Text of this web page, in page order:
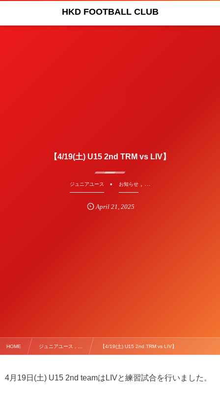
HKD FOOTBALL CLUB
【4/19(土) U15 2nd TRM vs LIV】
ジュニアユース お知らせ, …
April 21 ,2025
HOME ジュニアユース , … 【4/19(土) U15 2nd TRM vs LIV】
4月19日(土) U15 2nd teamはLIVと練習試合を行いました。